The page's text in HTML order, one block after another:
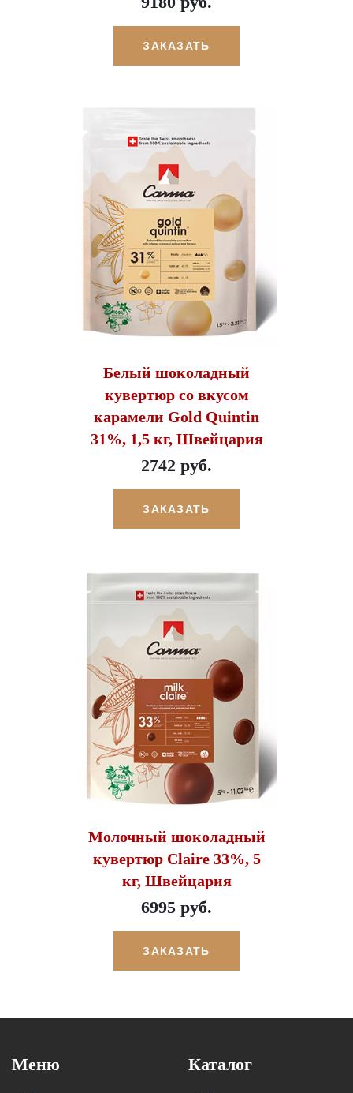
ЗАКАЗАТЬ
Белый шоколадный
кувертюр со вкусом
карамели Gold Quintin
31%, 1,5 кг, Швейцария
2742 руб.
ЗАКАЗАТЬ
Молочный шоколадный
кувертюр Claire 33%, 5
кг, Швейцария
6995 руб.
ЗАКАЗАТЬ
Меню Каталог